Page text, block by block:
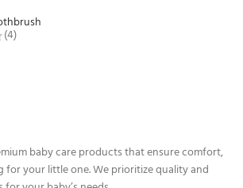
(4)
baby care products that ensure comfort,
for your little one. We prioritize quality and